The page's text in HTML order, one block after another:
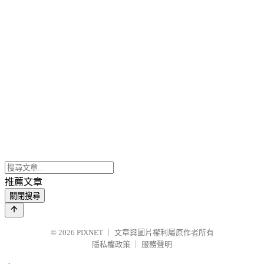
推薦文章
關閉搜尋
© 2026 PIXNET
文章與圖片權利屬原作者所有
隱私權政策
服務聲明